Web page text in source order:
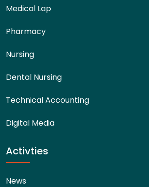
Medical Lap
Pharmacy
Nursing
Dental Nursing
Technical Accounting
Digital Media
Activties
News